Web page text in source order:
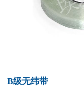
B级无纬带